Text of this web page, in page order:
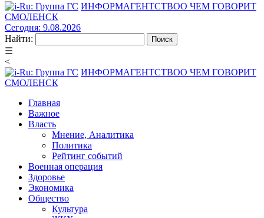
ИНФОРМАГЕНТСТВОО ЧЕМ ГОВОРИТ
СМОЛЕНСК
Сегодня: 9.08.2026
Найти:
☰
<
ИНФОРМАГЕНТСТВОО ЧЕМ ГОВОРИТ
СМОЛЕНСК
Главная
Важное
Власть
Мнение, Аналитика
Политика
Рейтинг событий
Военная операция
Здоровье
Экономика
Общество
Культура